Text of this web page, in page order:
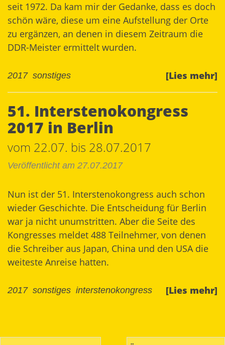
seit 1972. Da kam mir der Gedanke, dass es doch
schön wäre, diese um eine Aufstellung der Orte
zu ergänzen, an denen in diesem Zeitraum die
DDR-Meister ermittelt wurden.
[Lies mehr]
2017 sonstiges
51. Interstenokongress
2017 in Berlin
vom 22.07. bis 28.07.2017
Veröffentlicht am 27.07.2017
Nun ist der 51. Interstenokongress auch schon
wieder Geschichte. Die Entscheidung für Berlin
war ja nicht unumstritten. Aber die Seite des
Kongresses meldet 488 Teilnehmer, von denen
die Schreiber aus Japan, China und den USA die
weiteste Anreise hatten.
[Lies mehr]
2017 sonstiges interstenokongress